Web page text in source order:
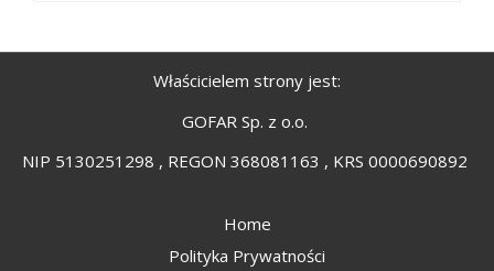
Właścicielem strony jest:
GOFAR Sp. z o.o.
NIP 5130251298 , REGON 368081163 , KRS 0000690892
Home
Polityka Prywatności